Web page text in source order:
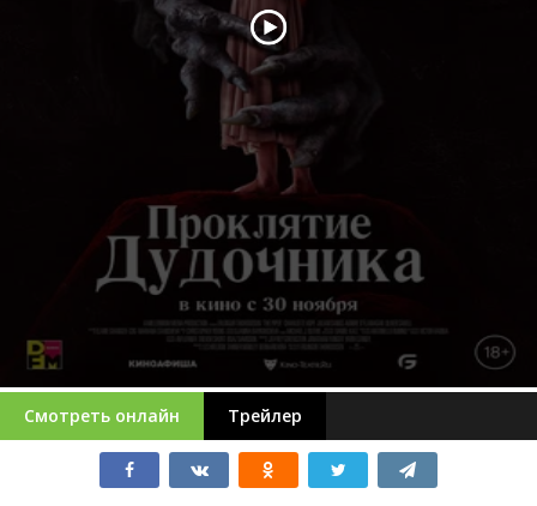
Смотреть онлайн Трейлер